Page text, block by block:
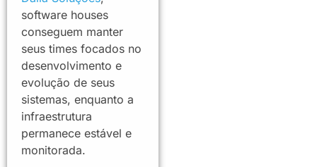
software houses
conseguem manter
seus times focados no
desenvolvimento e
evolução de seus
sistemas, enquanto a
infraestrutura
permanece estável e
monitorada.